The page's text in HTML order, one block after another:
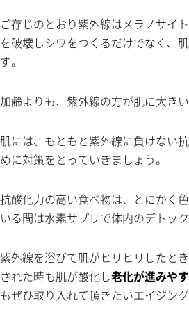
ご存じのとおり紫外線はメラノサイ
を破壊しシワをつくるだけでなく、
す。
加齢よりも、紫外線の方が肌に大き
肌には、もともと紫外線に負けない
めに対策をとっていきましょう。
抗酸化力の高い食べ物は、とにかく
いる間は水素サプリで体内のデトッ
紫外線を浴びて肌がヒリヒリしたと
された時も肌が酸化し老化が進みや
もぜひ取り入れて頂きたいエイジン